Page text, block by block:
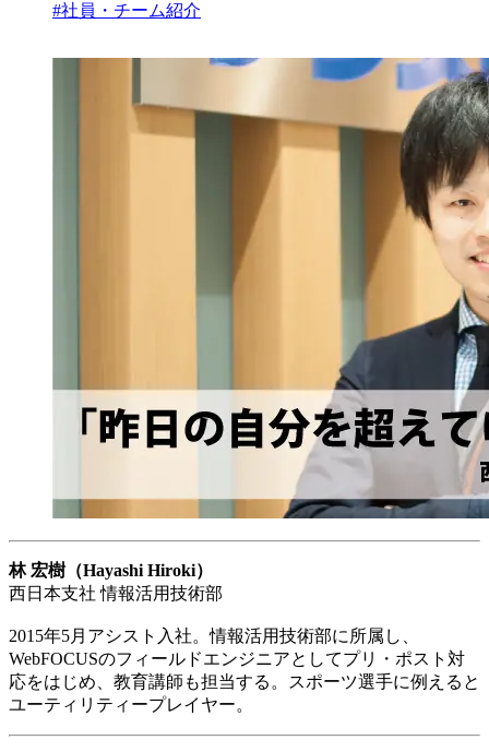
#社員・チーム紹介
林 宏樹（Hayashi Hiroki）
西日本支社 情報活用技術部
2015年5月アシスト入社。情報活用技術部に所属し、
WebFOCUSのフィールドエンジニアとしてプリ・ポスト対
応をはじめ、教育講師も担当する。スポーツ選手に例えると
ユーティリティープレイヤー。